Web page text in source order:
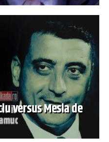
versus Mesia de